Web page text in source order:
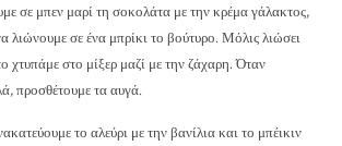
σε μπεν μαρί τη σοκολάτα με την κρέμα γάλακτος,
λιώνουμε σε ένα μπρίκι το βούτυρο. Μόλις λιώσει
χτυπάμε στο μίξερ μαζί με την ζάχαρη. Όταν
προσθέτουμε τα αυγά.
το αλεύρι με την βανίλια και το μπέικιν